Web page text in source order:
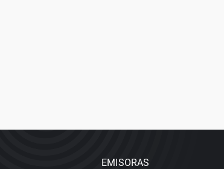
EMISORAS